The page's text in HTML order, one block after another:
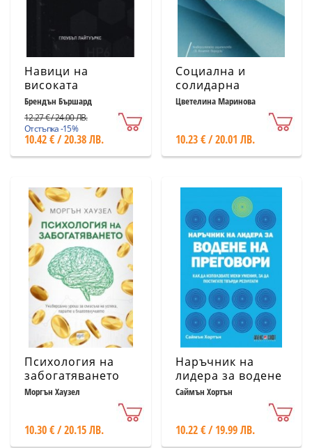
Навици на
високата
резултатност. Как
постигат нивото
си
изключителните
хора
Брендън Бършард
12.27 € / 24.00 ЛВ.
Отстъпка -15%
10.42 € / 20.38 ЛВ.
Социална и
солидарна
икономика и
Европа
Цветелина Маринова
10.23 € / 20.01 ЛВ.
Психология на
забогатяването
Моргън Хаузел
10.30 € / 20.15 ЛВ.
Наръчник на
лидера за водене
на преговори
Саймън Хортън
10.22 € / 19.99 ЛВ.